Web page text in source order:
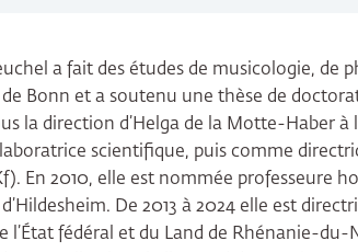
a fait des études de musicologie, de
de Bonn et a soutenu une thèse de
la direction d’Helga de la Motte-Haber à
scientifique, puis comme
En 2010, elle est nommée professeure
d’Hildesheim. De 2013 à 2024 elle est
l’État fédéral et du Land de Rhénanie-